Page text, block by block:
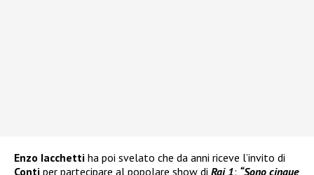
Enzo Iacchetti ha poi svelato che da anni riceve l’invito di
Conti per partecipare al popolare show di Rai 1: “Sono cinque